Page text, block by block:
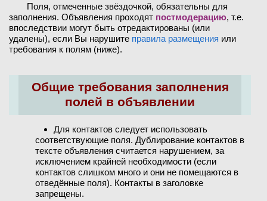
Поля, отмеченные звёздочкой, обязательны для
заполнения. Объявления проходят постмодерацию, т.е.
впоследствии могут быть отредактированы (или
удалены), если Вы нарушите правила размещения или
требования к полям (ниже).
Общие требования заполнения
полей в объявлении
Для контактов следует использовать
соответствующие поля. Дублирование контактов в
тексте объявления считается нарушением, за
исключением крайней необходимости (если
контактов слишком много и они не помещаются в
отведённые поля). Контакты в заголовке
запрещены.